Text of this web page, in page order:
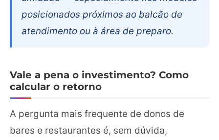
posicionados próximos ao balcão de
atendimento ou à área de preparo.
Vale a pena o investimento? Como
calcular o retorno
A pergunta mais frequente de donos de
bares e restaurantes é, sem dúvida,